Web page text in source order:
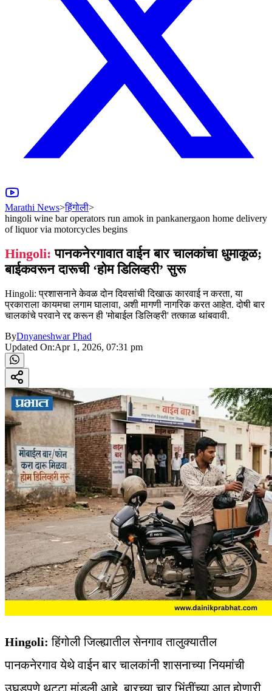
Marathi News>हिंगोली>
hingoli wine bar operators run amok in pankanergaon home delivery
of liquor via motorcycles begins
Hingoli: पानकनेरगावात वाईन बार चालकांचा धुमाकूळ;
बाईकवरून दारूची ‘होम डिलिव्हरी’ सुरू
Hingoli: प्रशासनाने केवळ दोन दिवसांची दिखाऊ कारवाई न करता, या
प्रकाराला कायमचा लगाम घालावा, अशी मागणी नागरिक करत आहेत. दोषी बार
चालकांचे परवाने रद्द करून ही 'मोबाईल डिलिव्हरी' तत्काळ थांबवावी.
ByDnyaneshwar Phad
Updated On:Apr 1, 2026, 07:31 pm
Hingoli: हिंगोली जिल्ह्यातील सेनगाव तालुक्यातील
पानकनेरगाव येथे वाईन बार चालकांनी शासनाच्या नियमांची
उघडपणे थट्टा मांडली आहे. बारच्या चार भिंतींच्या आत होणारी